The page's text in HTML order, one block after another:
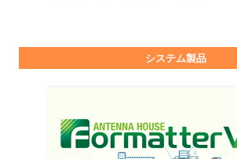
システム製品